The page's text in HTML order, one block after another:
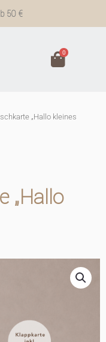
50 €
0
„Hallo kleines
„Hallo